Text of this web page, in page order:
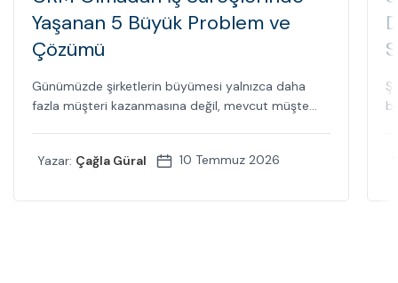
Yaşanan 5 Büyük Problem ve
Çözümü
Günümüzde şirketlerin büyümesi yalnızca daha
fazla müşteri kazanmasına değil, mevcut müşte...
Yazar: Çağla Güral 10 Temmuz 2026